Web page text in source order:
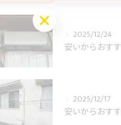
2025/12/24
2025/12/17
お問い合わせはこちら